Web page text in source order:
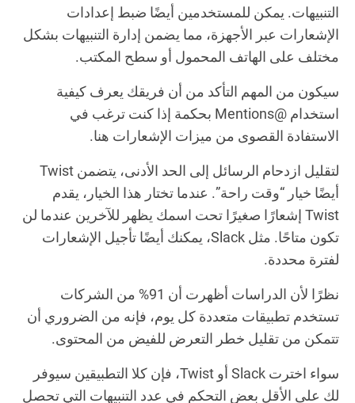
التنبيهات. يمكن للمستخدمين أيضًا ضبط إعدادات
الإشعارات عبر الأجهزة، مما يضمن إدارة التنبيهات بشكل
مختلف على الهاتف المحمول أو سطح المكتب.
سيكون من المهم التأكد من أن فريقك يعرف كيفية
استخدام @Mentions بحكمة إذا كنت ترغب في
الاستفادة القصوى من ميزات الإشعارات هنا.
لتقليل ازدحام الرسائل إلى الحد الأدنى، يتضمن Twist
أيضًا خيار “وقت راحة”. عندما تختار هذا الخيار، يقدم
Twist إشعارًا صغيرًا تحت اسمك يظهر للآخرين عندما لن
تكون متاحًا. مثل Slack، يمكنك أيضًا تأجيل الإشعارات
لفترة محددة.
نظرًا لأن الدراسات أظهرت أن 91% من الشركات
تستخدم تطبيقات متعددة كل يوم، فإنه من الضروري أن
تتمكن من تقليل خطر التعرض للفيض من المحتوى.
سواء اخترت Slack أو Twist، فإن كلا التطبيقين سيوفر
لك على الأقل بعض التحكم في عدد التنبيهات التي تحصل